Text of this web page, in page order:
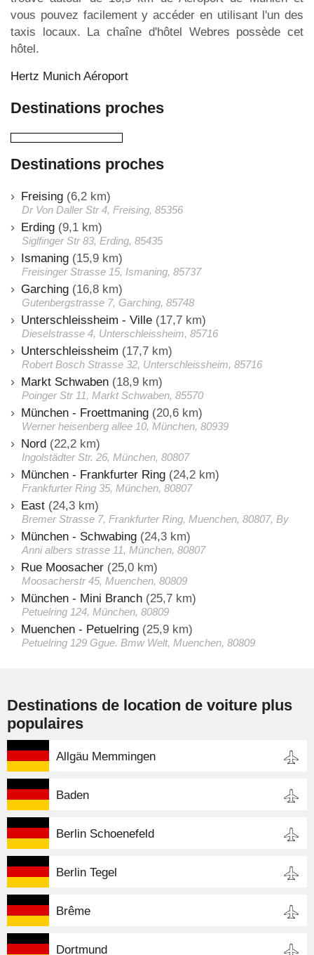
vous pouvez facilement y accéder en utilisant l'un des
taxis locaux. La chaîne d'hôtel Webres possède cet
hôtel.
Hertz Munich Aéroport
Destinations proches
Destinations proches
Freising (6,2 km)
Dr Von Daller Str 4, Freising, 85356
Erding (9,1 km)
Siglfinger Str 83, Erding, 85435
Ismaning (15,9 km)
Freisinger Strasse 15, Ismaning, 85737
Garching (16,8 km)
Gutenbergstrasse 7, Garching, 85748
Unterschleissheim - Ville (17,7 km)
Dieselstrasse 4, Unterschleissheim, 85716
Unterschleissheim (17,7 km)
Robert Bosch Strasse 32, Unterschleissheim, 85716
Markt Schwaben (18,9 km)
Poinger Str 11, Markt Schwaben, 85570
München - Froettmaning (20,6 km)
Werner heisenberg allee 10, München, 80939
Nord (22,2 km)
Ingolstädter Str. 26, München, 80807
München - Frankfurter Ring (24,2 km)
Frankfurter Ring 35, München, 80807
East (24,3 km)
Bremer Strasse 7, Frankfurter Ring, Muenchen, 80807, By
München - Schwabing (24,3 km)
Anni albers strasse 11, München, 80807
Rue Moosacher (25,0 km)
Moosacherstr 45, Muenchen, 80809
München - Mini Branch (25,7 km)
Petuelring 124, München, 80809
Muenchen - Petuelring (25,9 km)
Petuelring 129 Ggue. Bmw Welt, Muenchen, 80809
Destinations de location de voiture plus
populaires
Allgäu Memmingen
Baden
Berlin Schoenefeld
Berlin Tegel
Brême
Dortmund